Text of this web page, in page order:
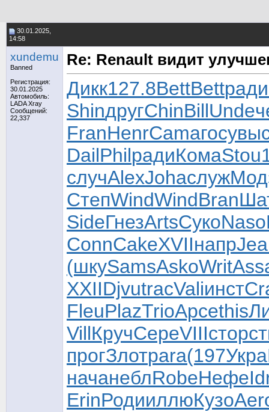
30.01.2025,
14:58
xundemu
Banned
Регистрация:
30.01.2025
Автомобиль:
LADA Xray
Сообщений:
22,337
Re: Renault видит
Дикк127.8BettBettради
ShinдругChinBillUnde
FranHenrCamaгосу
DailPhilрадиКомаStou
случAlexJohaслуж
СтепWindWindBran
SideГнезArtsСукоNaso
ConnCakeXVIIнапр
(шкуSamsAskoWrit
XXIIDjvutracValiинст
FleuPlazTrioАрсеthis
VillКручСереVIIIстор
прогЗлотpara(197Укра
начанеблRobeНефе
ErinРодииллюКузо